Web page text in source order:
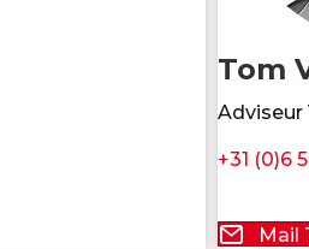
Tom
Adviseur
+31 (0)6
Mail